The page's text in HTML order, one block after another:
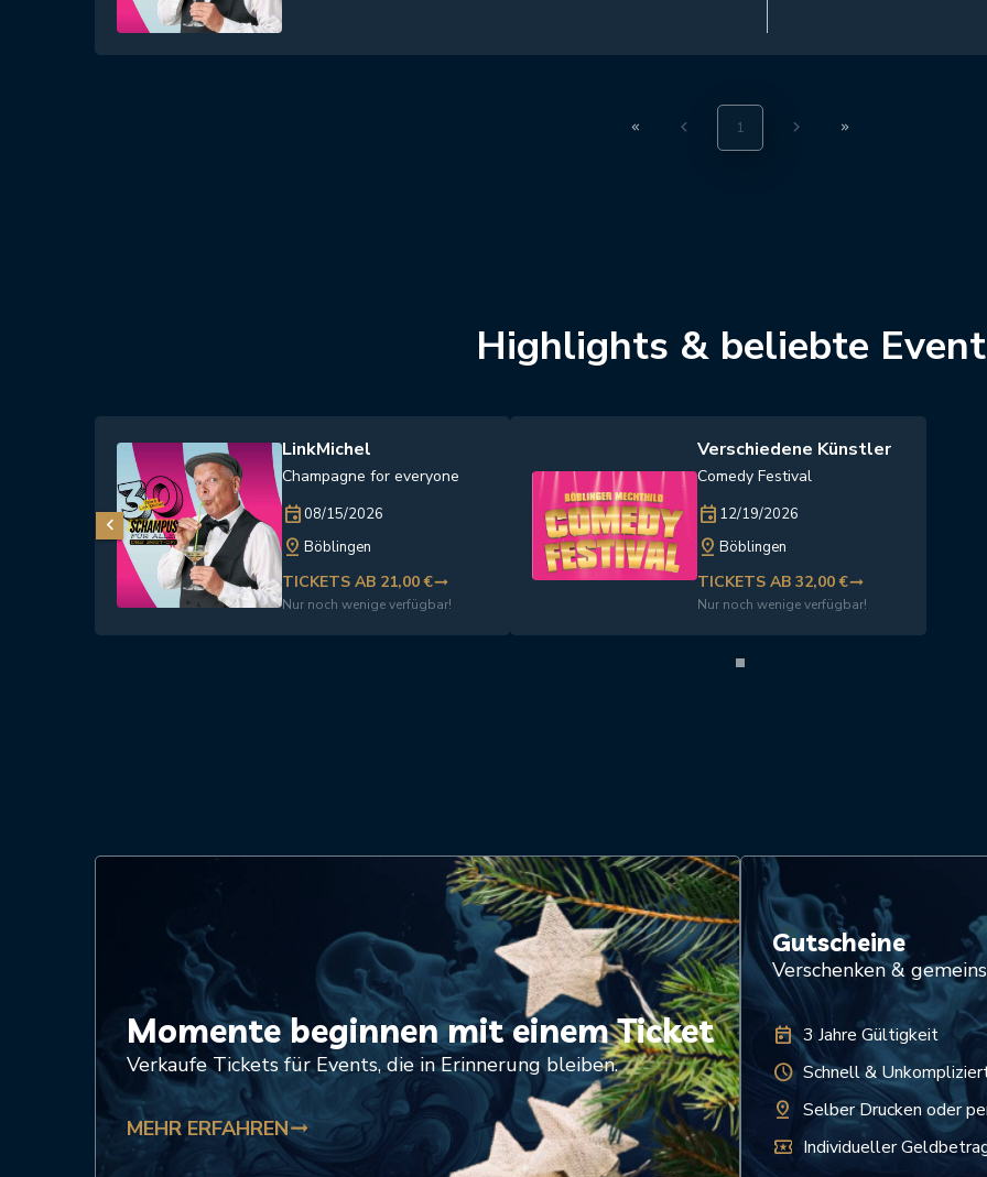
1
Highlights & beliebte
LinkMichel
Champagne for everyone
event 08/15/2026
pin_drop Böblingen
TICKETS AB 21,00 €trending_flat
Nur noch wenige verfügbar!
Verschiedene Künstler
Comedy Festival
event 12/19/2026
pin_dropBöblingen
TICKETS AB 32,00 €trending_flat
Nur noch wenige verfügbar!
Momente beginnen mit einem Ticket
Verkaufe Tickets für Events, die in Erinnerung bleiben.
MEHR ERFAHRENtrending_flat
Gutscheine
Verschenken &
today 3 Jahre Gültigkeit
schedule Schnell &
pin_drop Selber Drucken oder
local_activity Individueller